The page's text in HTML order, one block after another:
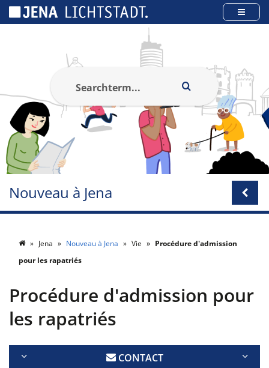
Nouveau à Jena
Jena Nouveau à Jena Vie
Procédure d'admission
pour les rapatriés
Procédure d'admission pour
les rapatriés
CONTACT
Panneau de gestion des cookies